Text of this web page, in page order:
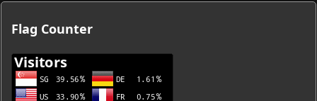
一
Flag Counter